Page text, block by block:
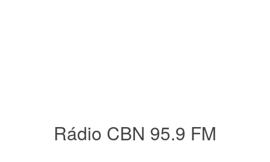
Rádio CBN 95.9 FM